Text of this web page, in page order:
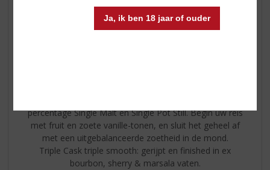
Ja, ik ben 18 jaar of ouder
percentage Single Malt en Single Pot Still. Begin uw reis
met fruit en zoete vanille-tonen, en sluit het geheel af
met een uitgebalanceerde zoetheid in de mond.
Triple Cask triple smooth: gerijpt en finished in ex
bourbon, sherry & marsala vaten.